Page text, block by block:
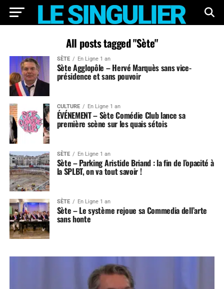
All posts tagged "Sète"
SÈTE En Ligne 1 an
Sète Agglopôle – Hervé Marquès sans vice-
présidence et sans pouvoir
CULTURE En Ligne 1 an
ÉVÉNEMENT – Sète Comédie Club lance sa
première scène sur les quais sétois
SÈTE En Ligne 1 an
Sète – Parking Aristide Briand : la fin de l’opacité à
la SPLBT, on va tout savoir !
SÈTE En Ligne 1 an
Sète – Le système rejoue sa Commedia dell’arte
sans honte